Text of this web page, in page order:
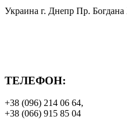
Украина г. Днепр Пр.
ТЕЛЕФОН:
+38 (096) 214 06 64,
+38 (066) 915 85 04